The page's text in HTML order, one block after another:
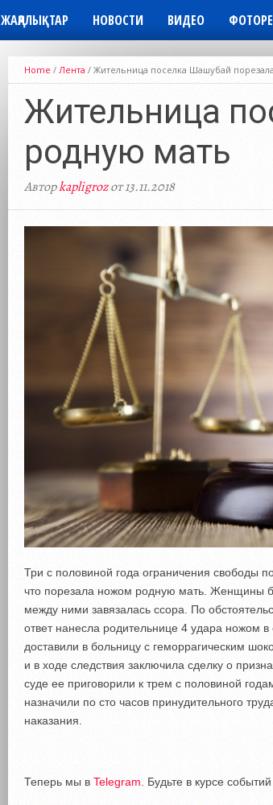
ЖАҢАЛЫҚТАР НОВОСТИ ВИДЕО
Home / Лента / Жительница поселка Шашубай
Жительница
родную мать
Авторkapligrozот 13.11.2018
Три с половиной года ограничения свободы
что порезала ножом родную мать. Женщины
между ними завязалась ссора. По
ответ нанесла родительнице 4 удара ножом
доставили в больницу с геморрагическим
и в ходе следствия заключила сделку о
суде ее приговорили к трем с половиной
назначили по сто часов принудительного
наказания.
Теперь мы в Telegram. Будьте в курсе